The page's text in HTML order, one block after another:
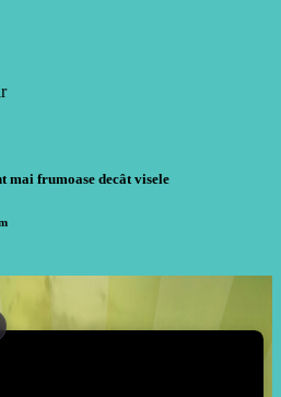
mai frumoase decât visele